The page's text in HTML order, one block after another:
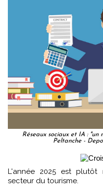
Réseaux sociaux et IA : "un
Peltanche -
L'année 2025 est plutôt morose et disparate dans le
secteur du tourisme.